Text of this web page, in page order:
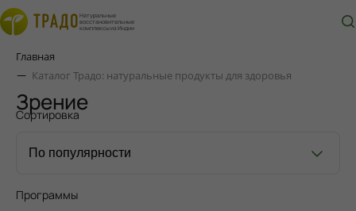
Натуральные
восстановительные
комплексы из Индии
Главная
Каталог Традо: натуральные продукты для здоровья
Зрение
Сортировка
Программы